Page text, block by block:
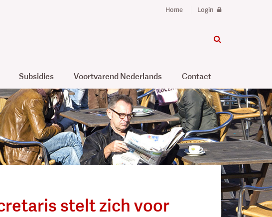
Home Login
Subsidies Voortvarend Nederlands Contact
stelt zich voor